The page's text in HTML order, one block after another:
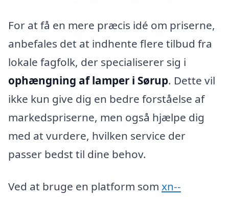
For at få en mere præcis idé om priserne,
anbefales det at indhente flere tilbud fra
lokale fagfolk, der specialiserer sig i
ophængning af lamper i Sørup. Dette vil
ikke kun give dig en bedre forståelse af
markedspriserne, men også hjælpe dig
med at vurdere, hvilken service der
passer bedst til dine behov.
Ved at bruge en platform som xn--